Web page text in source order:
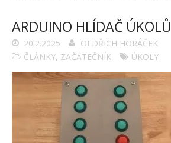
ARDUINO HLÍDAČ ÚKOLŮ
20.2.2025
OLDŘICH HORÁČEK
ČLÁNKY, ZAČÁTEČNÍK ÚKOLY